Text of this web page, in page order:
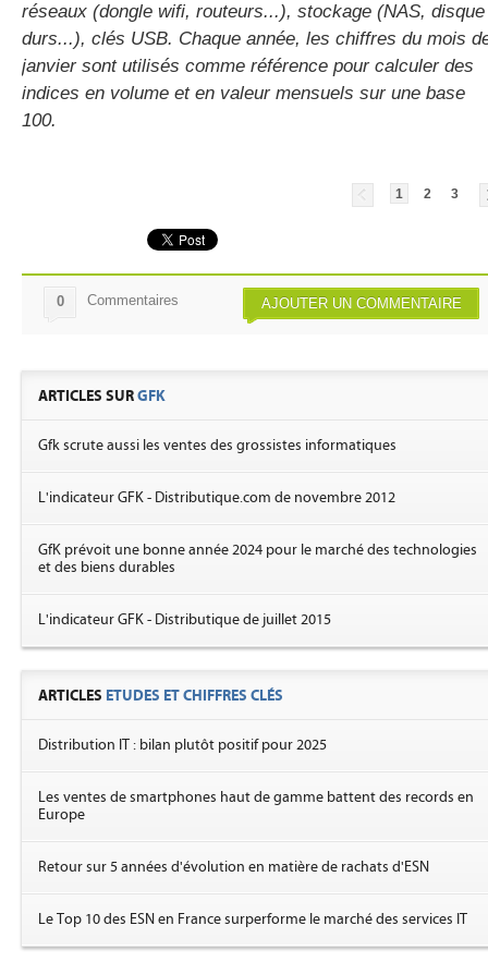
réseaux (dongle wifi, routeurs...), stockage (NAS, disque
durs...), clés USB. Chaque année, les chiffres du mois
janvier sont utilisés comme référence pour calculer des
indices en volume et en valeur mensuels sur une base
100.
1 2 3
AJOUTER UN COMMENTAIRE
0 Commentaires
ARTICLES SURGFK
Gfk scrute aussi les ventes des grossistes informatiques
L'indicateur GFK - Distributique.com de novembre 2012
GfK prévoit une bonne année 2024 pour le marché des technologies
et des biens durables
L'indicateur GFK - Distributique de juillet 2015
ARTICLES ETUDES ET CHIFFRES CLÉS
Distribution IT : bilan plutôt positif pour 2025
Les ventes de smartphones haut de gamme battent des records en
Europe
Retour sur 5 années d'évolution en matière de rachats d'ESN
Le Top 10 des ESN en France surperforme le marché des services IT